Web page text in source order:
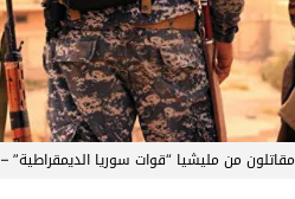
مقاتلون من مليشيا “قوات سوريا الديمقراطية” – AP